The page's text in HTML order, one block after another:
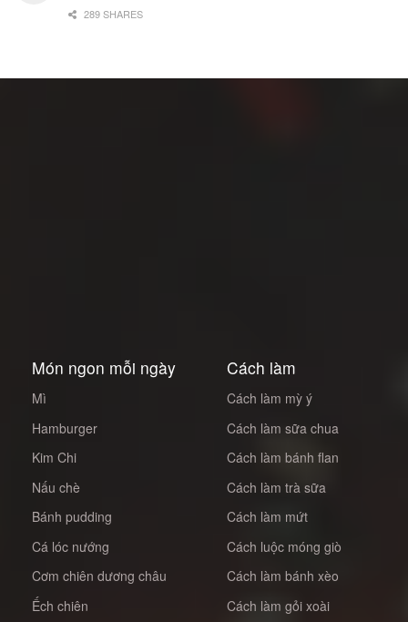
289 SHARES
Món ngon mỗi ngày
Mì
Hamburger
Kim Chi
Nấu chè
Bánh pudding
Cá lóc nướng
Cơm chiên dương châu
Ếch chiên
Cách làm
Cách làm mỳ ý
Cách làm sữa chua
Cách làm bánh flan
Cách làm trà sữa
Cách làm mứt
Cách luộc móng giò
Cách làm bánh xèo
Cách làm gỏi xoài